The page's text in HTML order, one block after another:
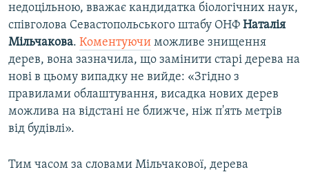
недоцільною, вважає кандидатка біологічних наук,
співголова Севастопольського штабу ОНФ Наталія
Мільчакова. Коментуючи можливе знищення
дерев, вона зазначила, що замінити старі дерева на
нові в цьому випадку не вийде: «Згідно з
правилами облаштування, висадка нових дерев
можлива на відстані не ближче, ніж п'ять метрів
від будівлі».
Тим часом за словами Мільчакової, дерева